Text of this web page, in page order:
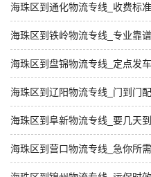
海珠区到通化物流专线_收费标准
海珠区到铁岭物流专线_专业靠谱
海珠区到盘锦物流专线_定点发车
海珠区到辽阳物流专线_门到门
海珠区到阜新物流专线_要几天
海珠区到营口物流专线_急你所需